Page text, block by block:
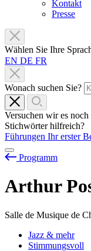
Kontakt
Presse
Wählen Sie Ihre
EN DE FR
Wonach suchen Sie?
Versuchen wir es
Stichwörter hilfreich?
Führungen Ihr erster
Programm
Arthur
Salle de Musique de
Jazz & mehr
Stimmungsvoll